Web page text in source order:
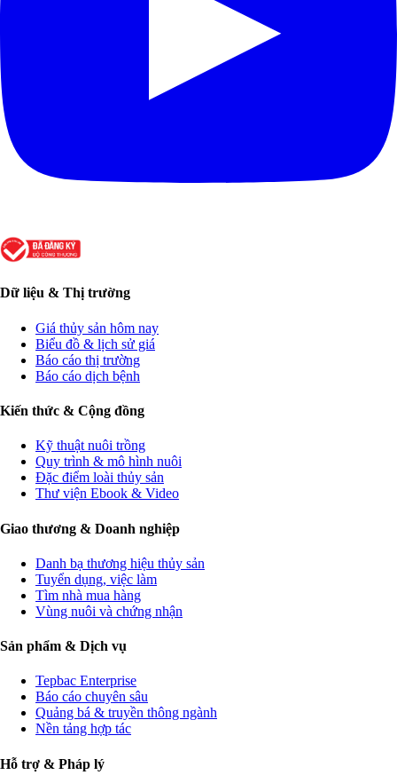
Dữ liệu & Thị trường
Giá thủy sản hôm nay
Biểu đồ & lịch sử giá
Báo cáo thị trường
Báo cáo dịch bệnh
Kiến thức & Cộng đồng
Kỹ thuật nuôi trồng
Quy trình & mô hình nuôi
Đặc điểm loài thủy sản
Thư viện Ebook & Video
Giao thương & Doanh nghiệp
Danh bạ thương hiệu thủy sản
Tuyển dụng, việc làm
Tìm nhà mua hàng
Vùng nuôi và chứng nhận
Sản phẩm & Dịch vụ
Tepbac Enterprise
Báo cáo chuyên sâu
Quảng bá & truyền thông ngành
Nền tảng hợp tác
Hỗ trợ & Pháp lý